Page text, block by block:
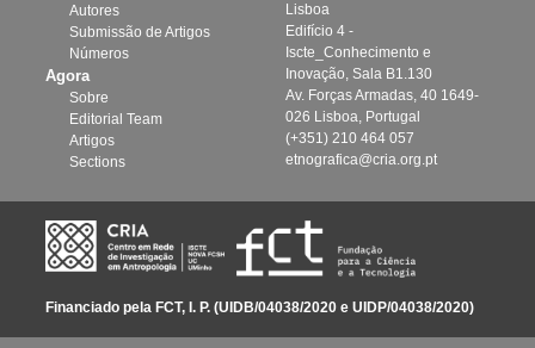
Autores
Submissão de Artigos
Números
Agora
Sobre
Editorial Team
Artigos
Sections
Lisboa
Edifício 4 -
Iscte_Conhecimento e
Inovação, Sala B1.130
Av. Forças Armadas, 40 1649-
026 Lisboa, Portugal
(+351) 210 464 057
etnografica@cria.org.pt
Financiado pela FCT, I. P. (UIDB/04038/2020 e UIDP/04038/2020)